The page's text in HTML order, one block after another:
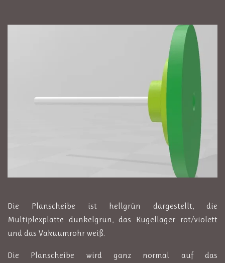
Die Planscheibe ist hellgrün dargestellt, die
Multiplexplatte dunkelgrün, das Kugellager rot/violett
und das Vakuumrohr weiß.
Die Planscheibe wird ganz normal auf das